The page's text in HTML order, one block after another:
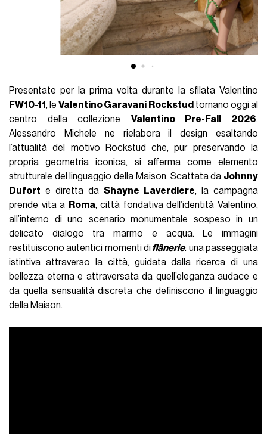
Presentate per la prima volta durante la sfilata Valentino
FW10-11, leValentino Garavani Rockstud tornano oggi al
centro della collezione Valentino Pre-Fall 2026.
Alessandro Michele ne rielabora il design esaltando
l’attualità del motivo Rockstud che, pur preservando la
propria geometria iconica, si afferma come elemento
strutturale del linguaggio della Maison. Scattata da Johnny
Dufort e diretta da Shayne Laverdiere, la campagna
prende vita a Roma, città fondativa dell’identità Valentino,
all’interno di uno scenario monumentale sospeso in un
delicato dialogo tra marmo e acqua. Le immagini
restituiscono autentici momenti di flânerie: una passeggiata
istintiva attraverso la città, guidata dalla ricerca di una
bellezza eterna e attraversata da quell’eleganza audace e
da quella sensualità discreta che definiscono il linguaggio
della Maison.